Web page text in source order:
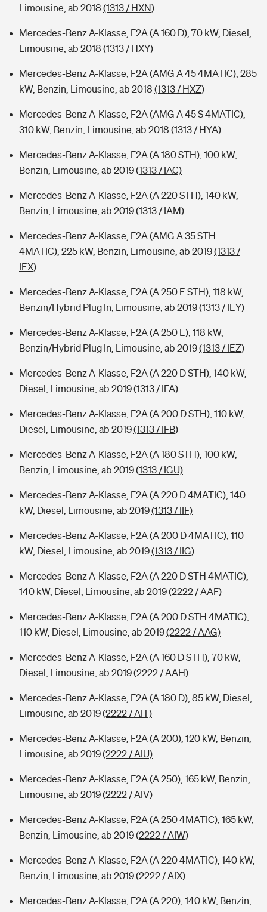
Limousine, ab 2018 (1313 / HXN)
Mercedes-Benz A-Klasse, F2A (A 160 D), 70 kW, Diesel,
Limousine, ab 2018 (1313 / HXY)
Mercedes-Benz A-Klasse, F2A (AMG A 45 4MATIC), 285
kW, Benzin, Limousine, ab 2018 (1313 / HXZ)
Mercedes-Benz A-Klasse, F2A (AMG A 45 S 4MATIC),
310 kW, Benzin, Limousine, ab 2018 (1313 / HYA)
Mercedes-Benz A-Klasse, F2A (A 180 STH), 100 kW,
Benzin, Limousine, ab 2019(1313 / IAC)
Mercedes-Benz A-Klasse, F2A (A 220 STH), 140 kW,
Benzin, Limousine, ab 2019(1313 / IAM)
Mercedes-Benz A-Klasse, F2A (AMG A 35 STH
4MATIC), 225 kW, Benzin, Limousine, ab 2019(1313 /
IEX)
Mercedes-Benz A-Klasse, F2A (A 250 E STH), 118 kW,
Benzin/Hybrid Plug In, Limousine, ab 2019(1313 / IEY)
Mercedes-Benz A-Klasse, F2A (A 250 E), 118 kW,
Benzin/Hybrid Plug In, Limousine, ab 2019(1313 / IEZ)
Mercedes-Benz A-Klasse, F2A (A 220 D STH), 140 kW,
Diesel, Limousine, ab 2019(1313 / IFA)
Mercedes-Benz A-Klasse, F2A (A 200 D STH), 110 kW,
Diesel, Limousine, ab 2019(1313 / IFB)
Mercedes-Benz A-Klasse, F2A (A 180 STH), 100 kW,
Benzin, Limousine, ab 2019(1313 / IGU)
Mercedes-Benz A-Klasse, F2A (A 220 D 4MATIC), 140
kW, Diesel, Limousine, ab 2019(1313 / IIF)
Mercedes-Benz A-Klasse, F2A (A 200 D 4MATIC), 110
kW, Diesel, Limousine, ab 2019(1313 / IIG)
Mercedes-Benz A-Klasse, F2A (A 220 D STH 4MATIC),
140 kW, Diesel, Limousine, ab 2019(2222 / AAF)
Mercedes-Benz A-Klasse, F2A (A 200 D STH 4MATIC),
110 kW, Diesel, Limousine, ab 2019(2222 / AAG)
Mercedes-Benz A-Klasse, F2A (A 160 D STH), 70 kW,
Diesel, Limousine, ab 2019(2222 / AAH)
Mercedes-Benz A-Klasse, F2A (A 180 D), 85 kW, Diesel,
Limousine, ab 2019(2222 / AIT)
Mercedes-Benz A-Klasse, F2A (A 200), 120 kW, Benzin,
Limousine, ab 2019(2222 / AIU)
Mercedes-Benz A-Klasse, F2A (A 250), 165 kW, Benzin,
Limousine, ab 2019(2222 / AIV)
Mercedes-Benz A-Klasse, F2A (A 250 4MATIC), 165 kW,
Benzin, Limousine, ab 2019(2222 / AIW)
Mercedes-Benz A-Klasse, F2A (A 220 4MATIC), 140 kW,
Benzin, Limousine, ab 2019(2222 / AIX)
Mercedes-Benz A-Klasse, F2A (A 220), 140 kW, Benzin,